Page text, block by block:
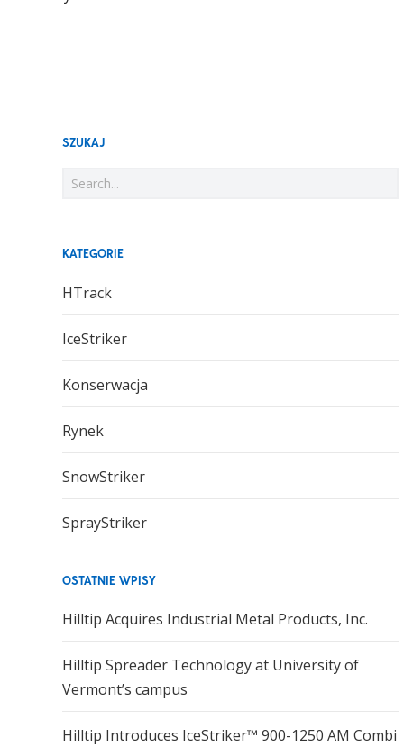
SZUKAJ
KATEGORIE
HTrack
IceStriker
Konserwacja
Rynek
SnowStriker
SprayStriker
OSTATNIE WPISY
Hilltip Acquires Industrial Metal Products, Inc.
Hilltip Spreader Technology at University of
Vermont’s campus
Hilltip Introduces IceStriker™ 900-1250 AM Combi